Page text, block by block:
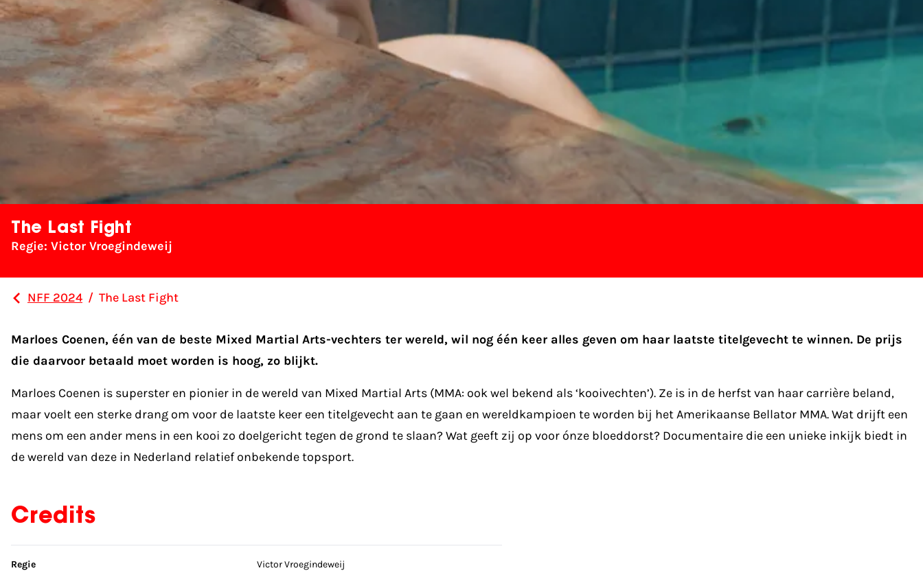
The Last Fight
Regie: Victor Vroegindeweij
NFF 2024 / The Last Fight
Marloes Coenen, één van de beste Mixed Martial Arts-vechters ter wereld, wil nog één keer alles geven om haar laatste titelgevecht te winnen. De prijs
die daarvoor betaald moet worden is hoog, zo blijkt.
Marloes Coenen is superster en pionier in de wereld van Mixed Martial Arts (MMA: ook wel bekend als ‘kooivechten’). Ze is in de herfst van haar carrière beland,
maar voelt een sterke drang om voor de laatste keer een titelgevecht aan te gaan en wereldkampioen te worden bij het Amerikaanse Bellator MMA. Wat drijft een
mens om een ander mens in een kooi zo doelgericht tegen de grond te slaan? Wat geeft zij op voor ónze bloeddorst? Documentaire die een unieke inkijk biedt in
de wereld van deze in Nederland relatief onbekende topsport.
Credits
Sla credits over
Regie Victor Vroegindeweij